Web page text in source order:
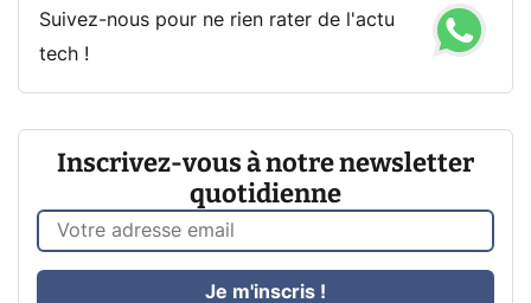
Suivez-nous pour ne rien rater de l'actu
tech !
Inscrivez-vous à notre newsletter
quotidienne
Je m'inscris !